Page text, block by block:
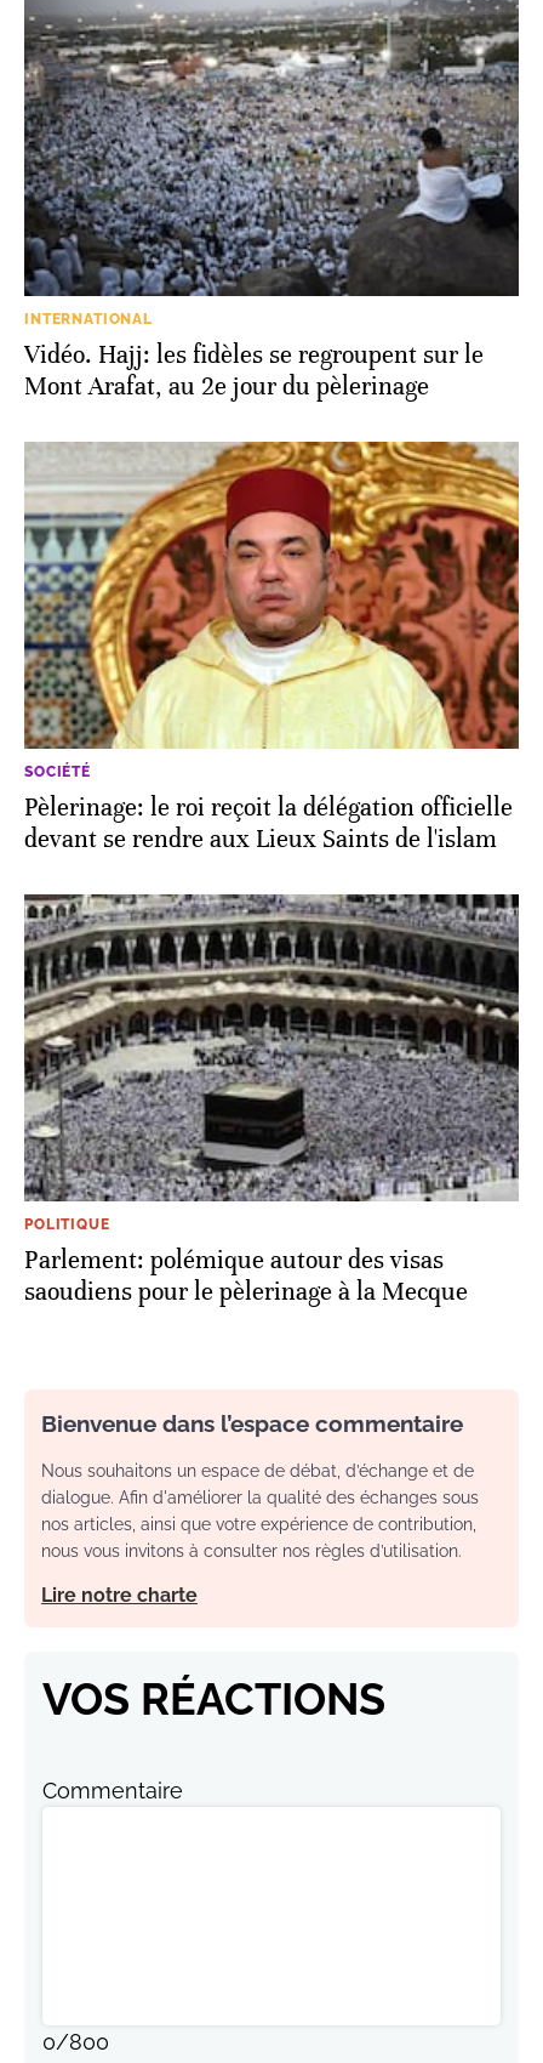
INTERNATIONAL
Vidéo. Hajj: les fidèles se regroupent sur le
Mont Arafat, au 2e jour du pèlerinage
SOCIÉTÉ
Pèlerinage: le roi reçoit la délégation officielle
devant se rendre aux Lieux Saints de l'islam
POLITIQUE
Parlement: polémique autour des visas
saoudiens pour le pèlerinage à la Mecque
Bienvenue dans l’espace commentaire
Nous souhaitons un espace de débat, d’échange et de
dialogue. Afin d'améliorer la qualité des échanges sous
nos articles, ainsi que votre expérience de contribution,
nous vous invitons à consulter nos règles d’utilisation.
Lire notre charte
VOS RÉACTIONS
Commentaire
0/800